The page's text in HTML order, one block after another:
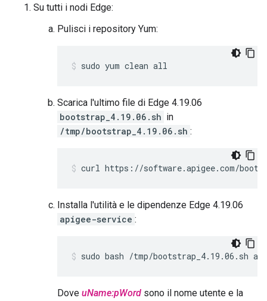
Su tutti i nodi Edge:
Pulisci i repository Yum:
sudo yum clean all
Scarica l'ultimo file di Edge 4.19.06
bootstrap_4.19.06.sh in
/tmp/bootstrap_4.19.06.sh :
curl https://software.apigee.com/
Installa l'utilità e le dipendenze Edge 4.19.06
apigee-service :
sudo bash /tmp/bootstrap_4.19.06.sh
Dove uName:pWord sono il nome utente e la